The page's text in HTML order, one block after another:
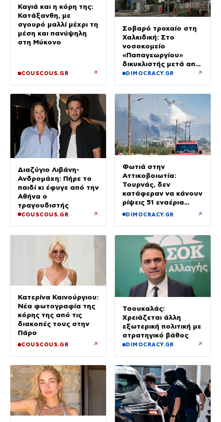
Καγιά και η κόρη της:
Κατάξανθη, με
σγουρό μαλλί μέχρι τη
μέση και πανύψηλη
στη Μύκονο
COUSCOUS.GR ↗
Σοβαρό τροχαίο στη
Χαλκιδική: Στο
νοσοκομείο
«Παπαγεωργίου»
δικυκλιστής μετά από
σύγκρουση
DIMOCRACY.GR ↗
Διαζύγιο Λιβάνη-
Ανδρομάχη: Πήρε το
παιδί κι έφυγε από την
Αθήνα ο
τραγουδιστής
COUSCOUS.GR ↗
Φωτιά στην
Αττικοβοιωτία:
Τουρνάς, δεν
κατάφεραν να κάνουν
ρίψεις 51 εναέρια
μέσα
DIMOCRACY.GR ↗
Κατερίνα Καινούργιου:
Νέα φωτογραφία της
κόρης της από τις
διακοπές τους στην
Πάρο
COUSCOUS.GR ↗
Τσουκαλάς:
Χρειάζεται άλλη
εξωτερική πολιτική με
στρατηγικό βάθος
DIMOCRACY.GR ↗